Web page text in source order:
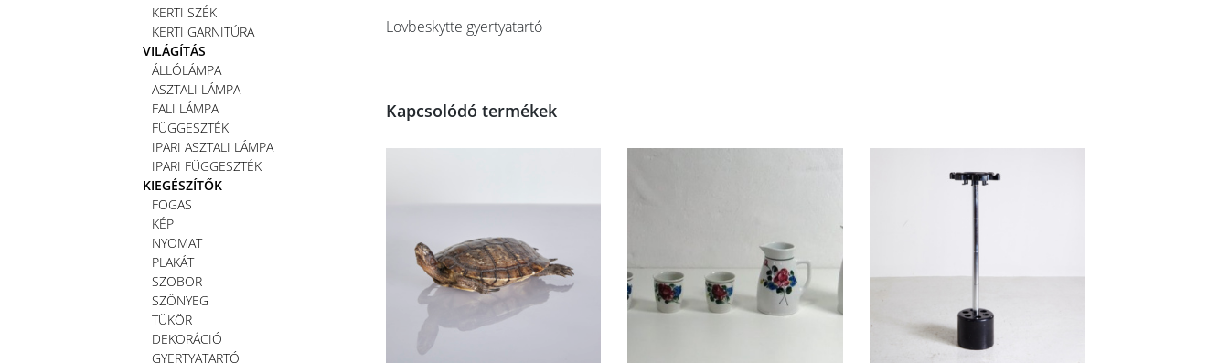
KERTI SZÉK
KERTI GARNITÚRA
VILÁGÍTÁS
ÁLLÓLÁMPA
ASZTALI LÁMPA
FALI LÁMPA
FÜGGESZTÉK
IPARI ASZTALI LÁMPA
IPARI FÜGGESZTÉK
KIEGÉSZÍTŐK
FOGAS
KÉP
NYOMAT
PLAKÁT
SZOBOR
SZŐNYEG
TÜKÖR
DEKORÁCIÓ
GYERTYATARTÓ
Lovbeskytte gyertyatartó
Kapcsolódó termékek